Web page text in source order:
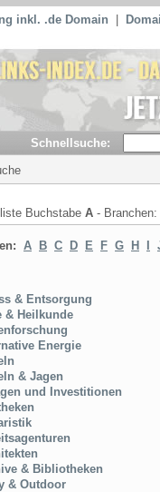
inkl. .de Domain
Schnellsuche:
Buchstabe A - Branchen:
A B C D E F G H
& Entsorgung
& Heilkunde
Energie
& Jagen
und Investitionen
& Bibliotheken
& Outdoor